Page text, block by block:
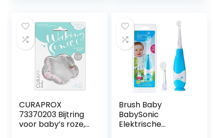
opbergdoos, voor
baby
mondverzorging
CURAPROX
73370203 Bijtring
voor baby’s roze,
Brush Baby
BabySonic
Elektrische